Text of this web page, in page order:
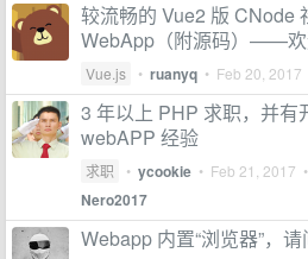
较流畅的 Vue2 版 CNode
WebApp（附源码）——
Vue.js • ruanyq • Feb 20, 2017
3 年以上 PHP 求职，并有
webAPP 经验
求职 • ycookie • Feb 21, 2017
Nero2017
Webapp 内置“浏览器”，请